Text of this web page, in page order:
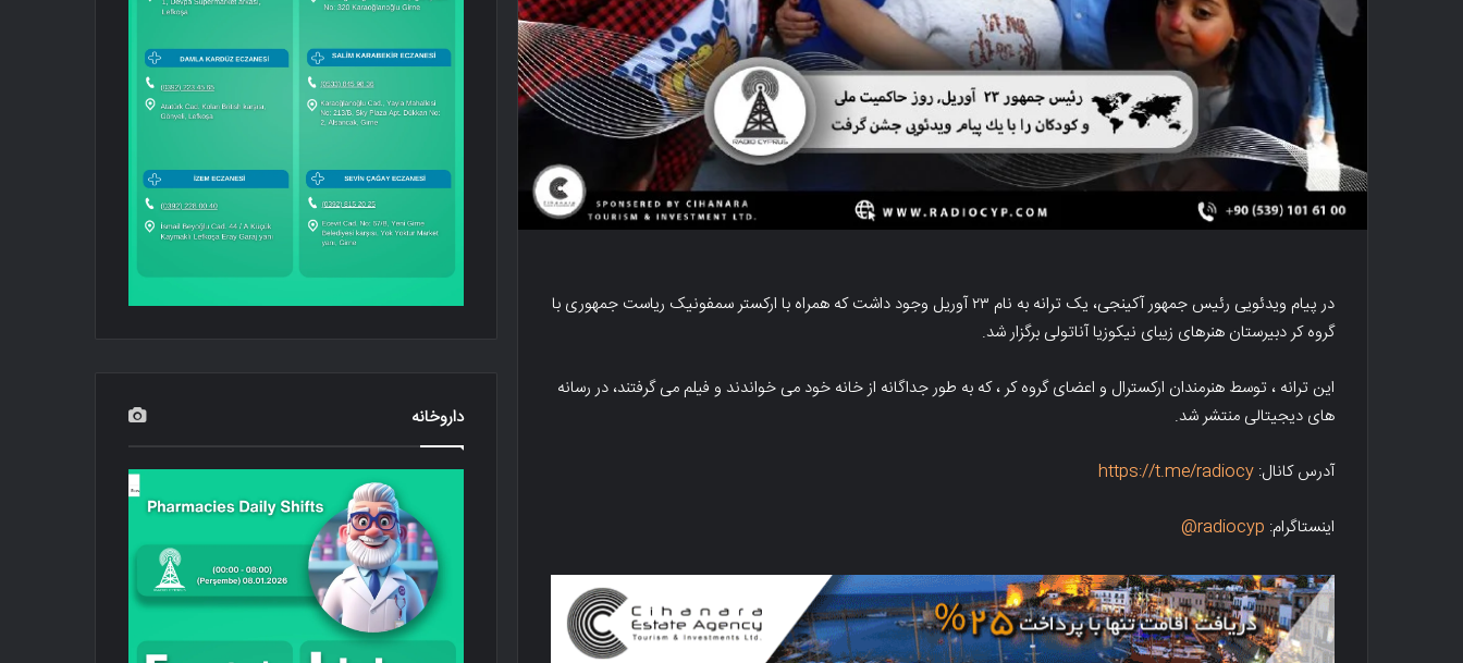
در پیام ویدئویی رئیس جمهور آکینجی، یک ترانه به نام ۲۳ آوریل وجود داشت که همراه با ارکستر سمفونیک ریاست جمهوری با
گروه کر دبیرستان هنرهای زیبای نیکوزیا آناتولی برگزار شد.
این ترانه ، توسط هنرمندان ارکسترال و اعضای گروه کر ، که به طور جداگانه از خانه خود می خواندند و فیلم می گرفتند، در رسانه
های دیجیتالی منتشر شد.
آدرس کانال: https://t.me/radiocy
اینستاگرام: radiocyp@
داروخانه